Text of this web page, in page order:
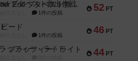
52 PT
Bitter End ブタペスト救出作戦
1件の投稿
46 PT
ード
1件の投稿
44 PT
フラッフィー・ライト